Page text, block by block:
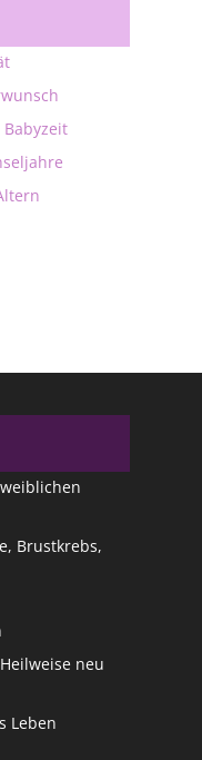
Brustkrebs,
neu
Leben